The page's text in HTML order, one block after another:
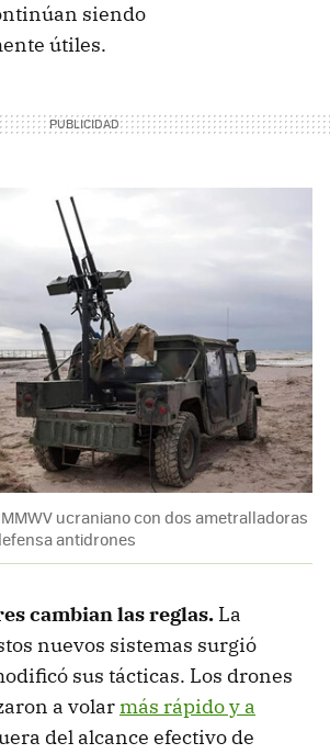
siendo
útiles.
ucraniano con dos ametralladoras
antidrones
cambian las reglas. La
nuevos sistemas surgió
sus tácticas. Los drones
a volarmás rápido y a
del alcance efectivo de